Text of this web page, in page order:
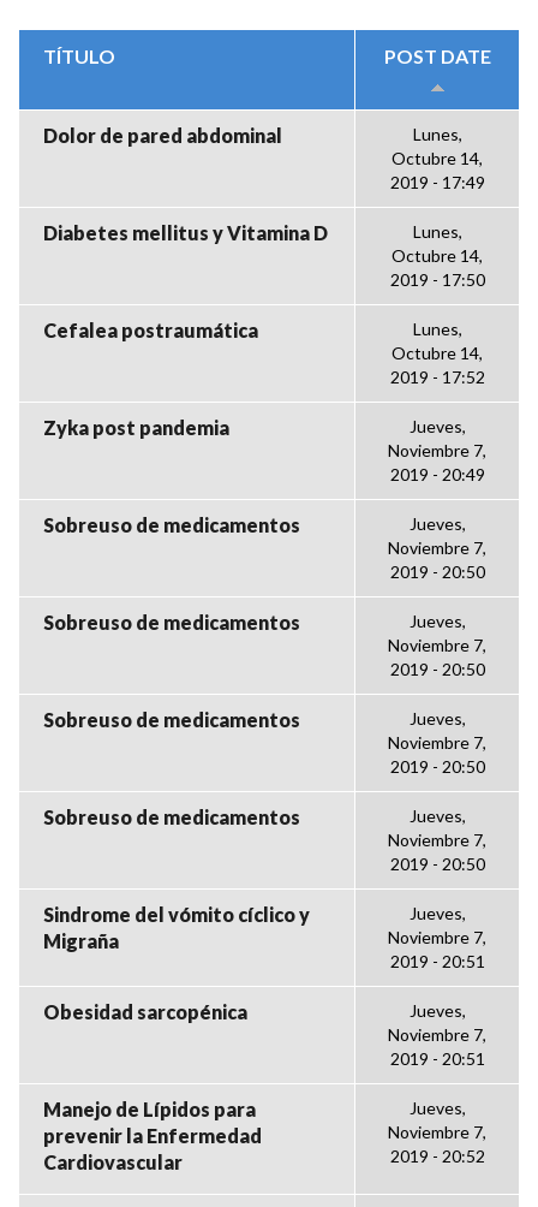
TÍTULO POST DATE
Dolor de pared abdominal
Lunes,
Octubre 14,
2019 - 17:49
Diabetes mellitus y Vitamina D
Lunes,
Octubre 14,
2019 - 17:50
Cefalea postraumática
Lunes,
Octubre 14,
2019 - 17:52
Zyka post pandemia
Jueves,
Noviembre 7,
2019 - 20:49
Sobreuso de medicamentos
Jueves,
Noviembre 7,
2019 - 20:50
Sobreuso de medicamentos
Jueves,
Noviembre 7,
2019 - 20:50
Sobreuso de medicamentos
Jueves,
Noviembre 7,
2019 - 20:50
Sobreuso de medicamentos
Jueves,
Noviembre 7,
2019 - 20:50
Sindrome del vómito cíclico y
Migraña
Jueves,
Noviembre 7,
2019 - 20:51
Obesidad sarcopénica
Jueves,
Noviembre 7,
2019 - 20:51
Manejo de Lípidos para
prevenir la Enfermedad
Cardiovascular
Jueves,
Noviembre 7,
2019 - 20:52